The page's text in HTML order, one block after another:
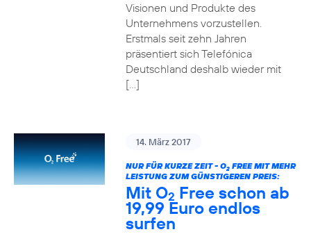
Visionen und Produkte des
Unternehmens vorzustellen.
Erstmals seit zehn Jahren
präsentiert sich Telefónica
Deutschland deshalb wieder mit
[…]
14. März 2017
NUR FÜR KURZE ZEIT - O2FREE MIT MEHR
LEISTUNG ZUM GÜNSTIGEREN PREIS:
Mit O2 Free schon ab
19,99 Euro endlos
surfen